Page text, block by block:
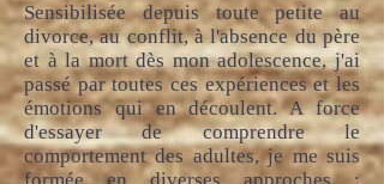
Sensibilisée depuis toute petite au
divorce, au conflit, à l'absence du père
et à la mort dès mon adolescence, j'ai
passé par toutes ces expériences et les
émotions qui en découlent. A force
d'essayer de comprendre le
comportement des adultes, je me suis